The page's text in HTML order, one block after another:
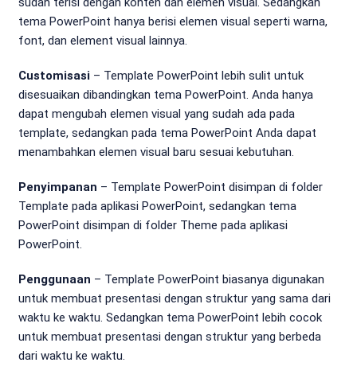
tema PowerPoint hanya berisi elemen visual seperti warna,
font, dan element visual lainnya.
Customisasi – Template PowerPoint lebih sulit untuk
disesuaikan dibandingkan tema PowerPoint. Anda hanya
dapat mengubah elemen visual yang sudah ada pada
template, sedangkan pada tema PowerPoint Anda dapat
menambahkan elemen visual baru sesuai kebutuhan.
Penyimpanan – Template PowerPoint disimpan di folder
Template pada aplikasi PowerPoint, sedangkan tema
PowerPoint disimpan di folder Theme pada aplikasi
PowerPoint.
Penggunaan – Template PowerPoint biasanya digunakan
untuk membuat presentasi dengan struktur yang sama dari
waktu ke waktu. Sedangkan tema PowerPoint lebih cocok
untuk membuat presentasi dengan struktur yang berbeda
dari waktu ke waktu.